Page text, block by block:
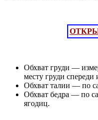
Обхват груди —
месту груди
Обхват талии — по
Обхват бедра — по
ягодиц.